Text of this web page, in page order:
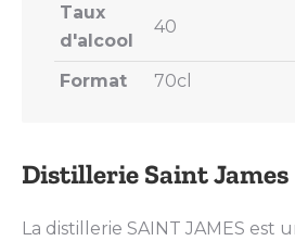
Distillerie Saint James
La distillerie SAINT JAMES est
Taux
d'alcool
40
Format 70cl